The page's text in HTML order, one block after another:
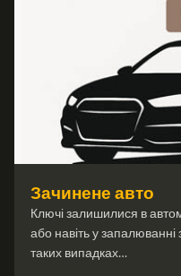
Зачинене авто
Ключі залишилися в
або навіть у
таких випадках…